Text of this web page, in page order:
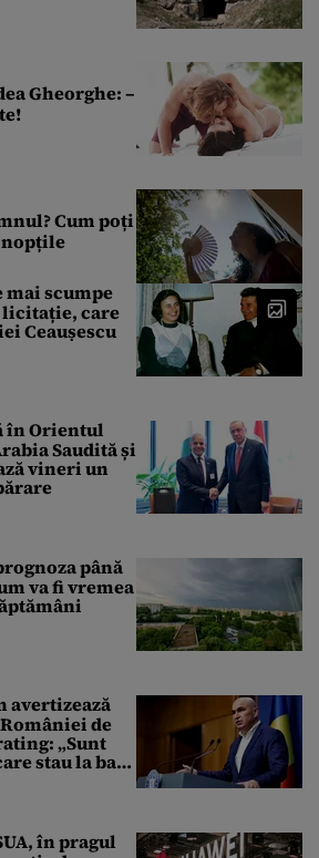
Gheorghe: –
Cum poți
mai scumpe
licitație, care
Ceaușescu
în Orientul
Saudită și
vineri un
până
va fi vremea
avertizează
de
„Sunt
stau la baza
în pragul